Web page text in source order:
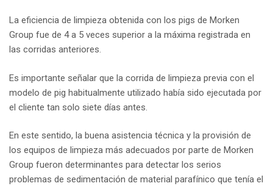
La eficiencia de limpieza obtenida con los pigs de Morken
Group fue de 4 a 5 veces superior a la máxima registrada en
las corridas anteriores.
Es importante señalar que la corrida de limpieza previa con el
modelo de pig habitualmente utilizado había sido ejecutada por
el cliente tan solo siete días antes.
En este sentido, la buena asistencia técnica y la provisión de
los equipos de limpieza más adecuados por parte de Morken
Group fueron determinantes para detectar los serios
problemas de sedimentación de material parafínico que tenía el